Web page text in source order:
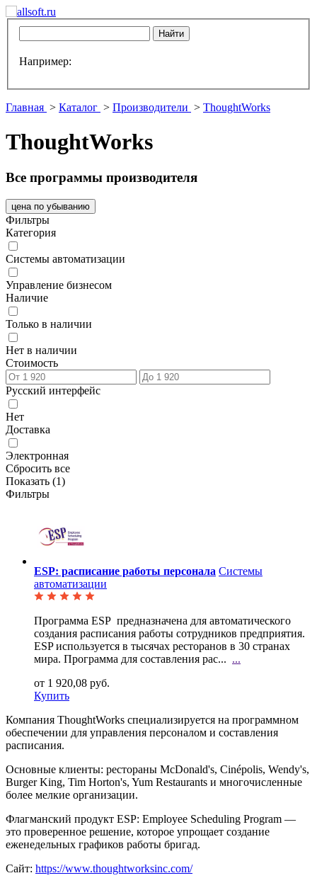
Например:
Главная > Каталог > Производители > ThoughtWorks
ThoughtWorks
Все программы производителя
цена по убыванию
Фильтры
Категория
Системы автоматизации
Управление бизнесом
Наличие
Только в наличии
Нет в наличии
Стоимость
Русский интерфейс
Нет
Доставка
Электронная
Сбросить все
Показать (1)
Фильтры
ESP: расписание работы персонала Системы
автоматизации
Программа ESP предназначена для автоматического
создания расписания работы сотрудников предприятия.
ESP используется в тысячах ресторанов в 30 странах
мира. Программа для составления рас... ...
от 1 920,08 руб.
Купить
Компания ThoughtWorks специализируется на программном
обеспечении для управления персоналом и составления
расписания.
Основные клиенты: рестораны McDonald's, Cinépolis, Wendy's,
Burger King, Tim Horton's, Yum Restaurants и многочисленные
более мелкие организации.
Флагманский продукт ESP: Employee Scheduling Program —
это проверенное решение, которое упрощает создание
еженедельных графиков работы бригад.
Сайт: https://www.thoughtworksinc.com/